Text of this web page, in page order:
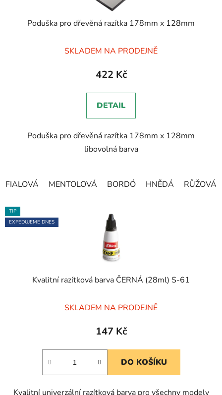
Poduška pro dřevěná razítka 178mm x 128mm
hodnocení
produktu
5,0
z
hvězdiček.
SKLADEM NA PRODEJNĚ
422 Kč
DETAIL
Poduška pro dřevěná razítka 178mm x 128mm
libovolná barva
FIALOVÁ MENTOLOVÁ BORDÓ HNĚDÁ RŮŽOVÁ
TIP
EXPEDUJEME DNES
Kvalitní razítková barva ČERNÁ (28ml) S-61
hodnocení
produktu
5,0
SKLADEM NA PRODEJNĚ
147 Kč
DO KOŠÍKU
Kvalitní univerzální razítková barva pro všechny modely